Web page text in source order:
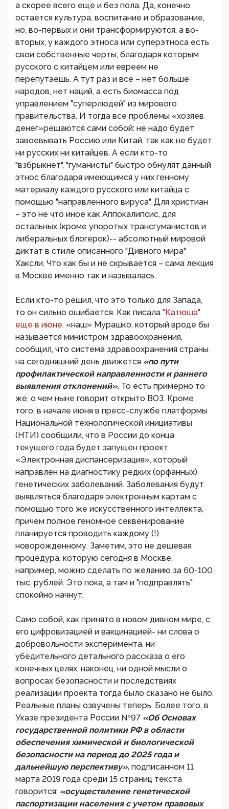
а скорее всего еще и без пола. Да, конечно,
остается культура, воспитание и образование,
но, во-первых и они трансформируются, а во-
вторых, у каждого этноса или суперэтноса есть
свои собственные черты, благодаря которым
русского с китайцем или евреем не
перепутаешь. А тут раз и все – нет больше
народов, нет наций, а есть биомасса под
управлением "суперлюдей" из мирового
правительства. И тогда все проблемы «хозяев
денег»решаются сами собой: не надо будет
завоевывать Россию или Китай, так как не будет
ни русских ни китайцев. А если кто-то
"взбрыкнет", "гуманисты" быстро обнулят данный
этнос благодаря имеющимся у них генному
материалу каждого русского или китайца с
помощью "направленного вируса". Для христиан
– это не что иное как Аппокалипсис, для
остальных (кроме упоротых трансгуманистов и
либеральных блогерок)-- абсолютный мировой
диктат в стиле описанного "Дивного мира"
Хаксли. Что как бы и не скрывается – сама лекция
в Москве именно так и называлась.
Если кто-то решил, что это только для Запада,
то он сильно ошибается. Как писала "Катюша"
еще в июне. «наш» Мурашко, который вроде бы
называется министром здравоохранения,
сообщил, что система здравоохранения страны
на сегодняшний день движется «по пути
профилактической направленности и раннего
выявления отклонений». То есть примерно то
же, о чем ныне говорит открыто ВОЗ. Кроме
того, в начале июня в пресс-службе платформы
Национальной технологической инициативы
(НТИ) сообщили, что в России до конца
текущего года будет запущен проект
«Электронная диспансеризация», который
направлен на диагностику редких (орфанных)
генетических заболеваний. Заболевания будут
выявляться благодаря электронным картам с
помощью того же искусственного интеллекта,
причем полное геномное секвенирование
планируется проводить каждому (!)
новорожденному. Заметим, это не дешевая
процедура, которую сегодня в Москве,
например, можно сделать по желанию за 60-100
тыс. рублей. Это пока, а там и "подправлять"
спокойно начнут.
Само собой, как принято в новом дивном мире, с
его цифровизацией и вакцинацией- ни слова о
добровольности эксперимента, ни
убедительного детального рассказа о его
конечных целях, наконец, ни одной мысли о
вопросах безопасности и последствиях
реализации проекта тогда было сказано не было.
Реальные планы озвучены теперь. Более того, в
Указе президента России №97 «Об Основах
государственной политики РФ в области
обеспечения химической и биологической
безопасности на период до 2025 года и
дальнейшую перспективу», подписанном 11
марта 2019 года среди 15 страниц текста
говорится: «осуществление генетической
паспортизации населения с учетом правовых